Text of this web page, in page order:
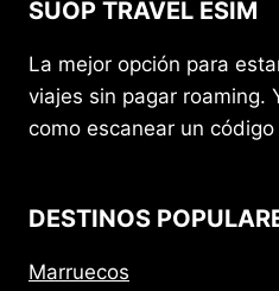
SUOP TRAVEL ESIM
La mejor opción para
viajes sin pagar roaming.
como escanear un código
DESTINOS
Marruecos